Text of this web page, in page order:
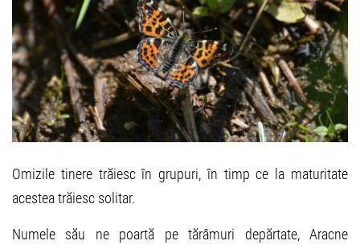
Omizile tinere trăiesc în grupuri, în timp ce la maturitate
acestea trăiesc solitar.
Numele său ne poartă pe tărâmuri depărtate, Aracne